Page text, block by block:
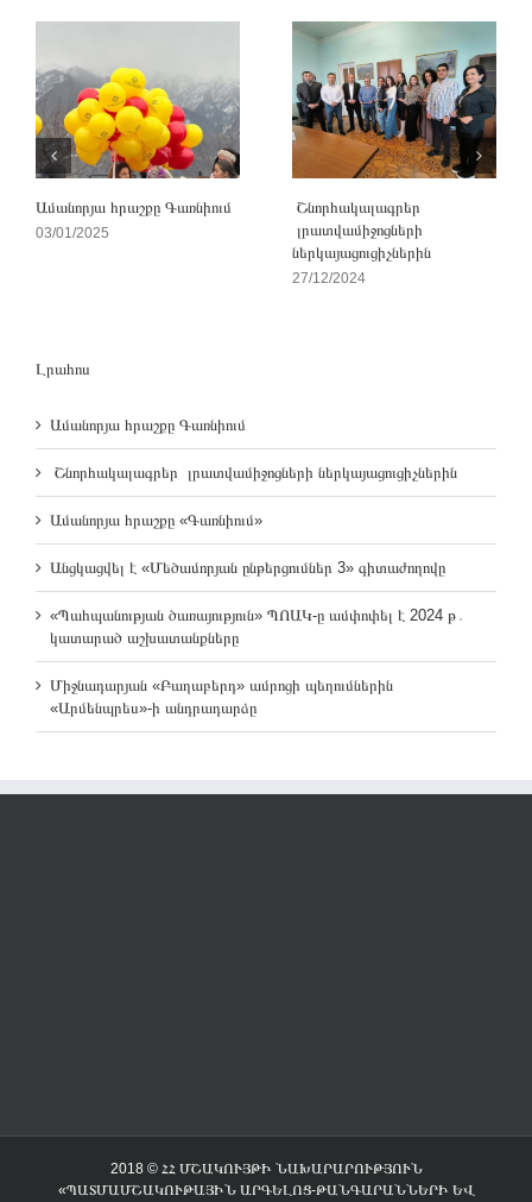
Ամանորյա հրաշքը Գառնիում
03/01/2025
Շնորհակալագրեր
լրատվամիջոցների
ներկայացուցիչներին
27/12/2024
Լրահոս
Ամանորյա հրաշքը Գառնիում
Շնորհակալագրեր լրատվամիջոցների ներկայացուցիչներին
Ամանորյա հրաշքը «Գառնիում»
Անցկացվել է «Մեծամորյան ընթերցումներ 3» գիտաժողովը
«Պահպանության ծառայություն» ՊՈԱԿ-ը ամփոփել է 2024 թ․
կատարած աշխատանքները
Միջնադարյան «Բաղաբերդ» ամրոցի պեղումներին
«Արմենպրես»-ի անդրադարձը
2018 © ՀՀ ՄՇԱԿՈՒՅԹԻ ՆԱԽԱՐԱՐՈՒԹՅՈՒՆ
«ՊԱՏՄԱՄՇԱԿՈՒԹԱՅԻՆ ԱՐԳԵԼՈՑ-ԹԱՆԳԱՐԱՆՆԵՐԻ ԵՎ